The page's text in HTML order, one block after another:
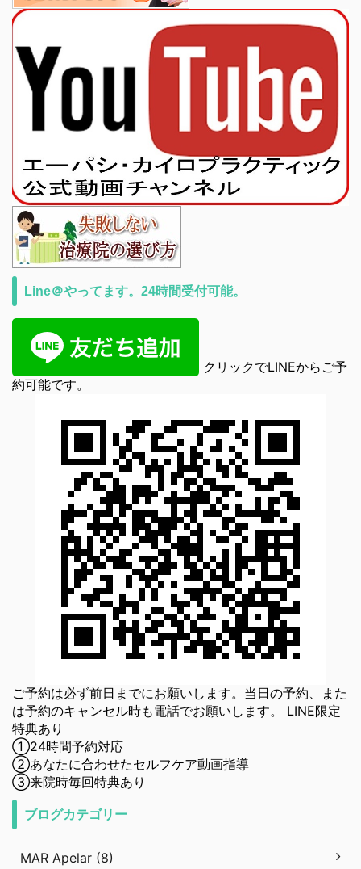
Line＠やってます。24時間受付可能。
クリックでLINEからご予
約可能です。
ご予約は必ず前日までにお願いします。当日の予約、また
は予約のキャンセル時も電話でお願いします。 LINE限定
特典あり
①24時間予約対応
②あなたに合わせたセルフケア動画指導
③来院時毎回特典あり
ブログカテゴリー
MAR Apelar (8)